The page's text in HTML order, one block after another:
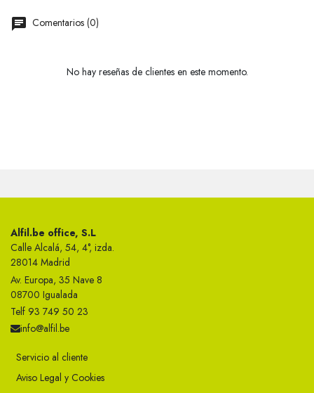
Comentarios (0)
No hay reseñas de clientes en este momento.
Alfil.be office, S.L
Calle Alcalá, 54, 4°, izda.
28014 Madrid
Av. Europa, 35 Nave 8
08700 Igualada
Telf 93 749 50 23
info@alfil.be
Servicio al cliente
Aviso Legal y Cookies